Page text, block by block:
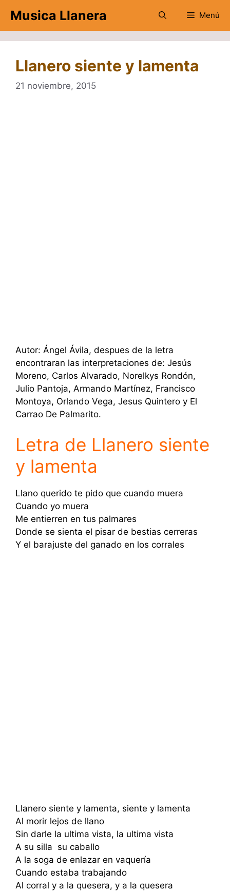
contenido
Musica Llanera Menú
Llanero siente y lamenta
21 noviembre, 2015
Autor: Ángel Ávila, despues de la letra
encontraran las interpretaciones de: Jesús
Moreno, Carlos Alvarado, Norelkys Rondón,
Julio Pantoja, Armando Martínez, Francisco
Montoya, Orlando Vega, Jesus Quintero y El
Carrao De Palmarito.
Letra de Llanero siente
y lamenta
Llano querido te pido que cuando muera
Cuando yo muera
Me entierren en tus palmares
Donde se sienta el pisar de bestias cerreras
Y el barajuste del ganado en los corrales
Llanero siente y lamenta, siente y lamenta
Al morir lejos de llano
Sin darle la ultima vista, la ultima vista
A su silla su caballo
A la soga de enlazar en vaquería
Cuando estaba trabajando
Al corral y a la quesera, y a la quesera